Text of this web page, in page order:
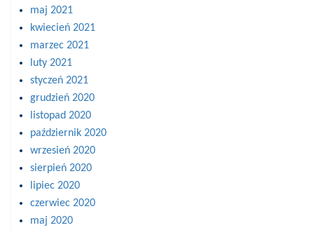
maj 2021
kwiecień 2021
marzec 2021
luty 2021
styczeń 2021
grudzień 2020
listopad 2020
październik 2020
wrzesień 2020
sierpień 2020
lipiec 2020
czerwiec 2020
maj 2020